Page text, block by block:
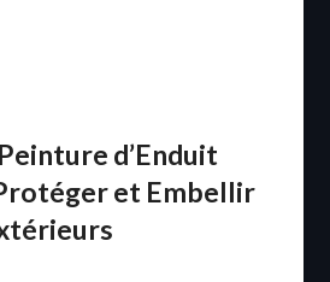
d’Enduit
et Embellir